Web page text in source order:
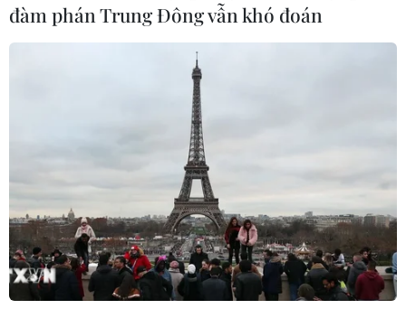
làm rõ vụ việc./.
đàm phán Trung Đông vẫn khó đoán